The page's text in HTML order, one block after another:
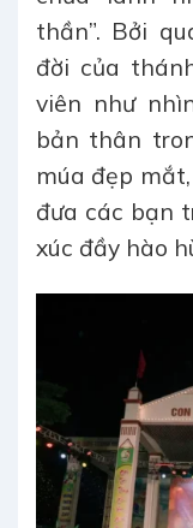
thần”. Bởi
đời của
viên như
bản thân
múa đẹp
đưa các bạn
xúc đầy hào